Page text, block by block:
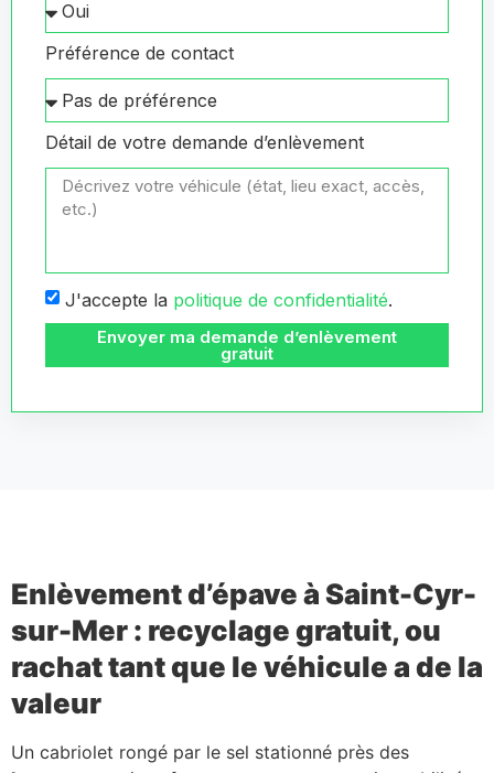
Préférence de contact
Détail de votre demande d’enlèvement
J'accepte la politique de confidentialité.
Envoyer ma demande d’enlèvement
gratuit
Enlèvement d’épave à Saint-Cyr-
sur-Mer : recyclage gratuit, ou
rachat tant que le véhicule a de la
valeur
Un cabriolet rongé par le sel stationné près des